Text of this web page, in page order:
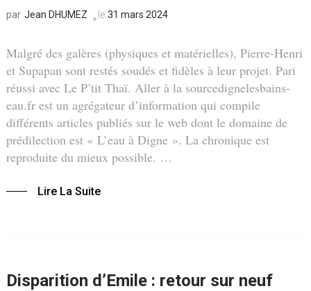
par Jean DHUMEZ le 31 mars 2024
Malgré des galères (physiques et matérielles), Pierre-Henri
et Supapan sont restés soudés et fidèles à leur projet. Pari
réussi avec Le P’tit Thaï. Aller à la sourcedignelesbains-
eau.fr est un agrégateur d’information qui compile
différents articles publiés sur le web dont le domaine de
prédilection est « L’eau à Digne ». La chronique est
reproduite du mieux possible. …
Lire La Suite
Disparition d’Emile : retour sur neuf